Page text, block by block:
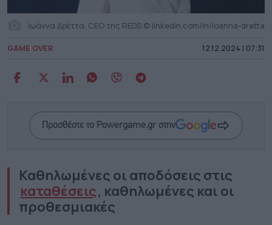
Ιωάννα Δρέττα, CEO της REDS © linkedin.com/in/ioanna-dretta
GAME OVER 12.12.2024 | 07:31
Προσθέστε το Powergame.gr στην
Καθηλωμένες οι αποδόσεις στις
καταθέσεις, καθηλωμένες και οι
προθεσμιακές